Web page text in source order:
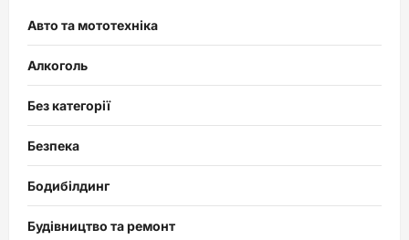
Авто та мототехніка
Алкоголь
Без категорії
Безпека
Бодибілдинг
Будівництво та ремонт